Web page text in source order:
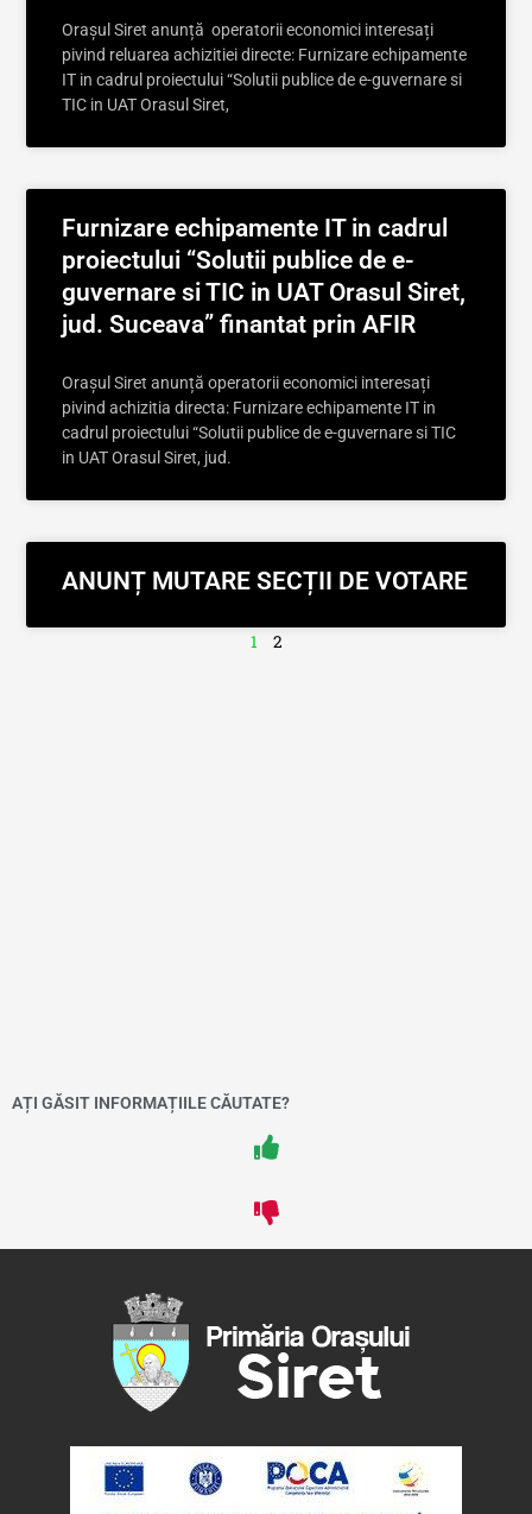
Orașul Siret anunță operatorii economici interesați
pivind reluarea achizitiei directe: Furnizare echipamente
IT in cadrul proiectului “Solutii publice de e-guvernare si
TIC in UAT Orasul Siret,
Furnizare echipamente IT in cadrul
proiectului “Solutii publice de e-
guvernare si TIC in UAT Orasul Siret,
jud. Suceava” finantat prin AFIR
Orașul Siret anunță operatorii economici interesați
pivind achizitia directa: Furnizare echipamente IT in
cadrul proiectului “Solutii publice de e-guvernare si TIC
in UAT Orasul Siret, jud.
ANUNȚ MUTARE SECȚII DE VOTARE
1 2
AȚI GĂSIT INFORMAȚIILE CĂUTATE?